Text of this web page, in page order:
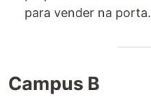
para vender na porta.
Campus B